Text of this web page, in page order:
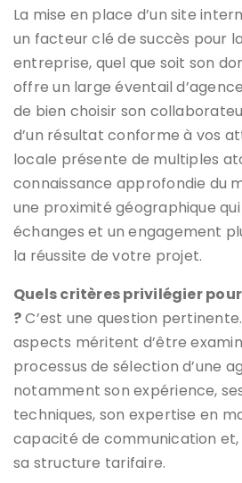
La mise en place d’un site
un facteur clé de succès pour
entreprise, quel que soit son
offre un large éventail
de bien choisir son
d’un résultat conforme à vos
locale présente de multiples
connaissance approfondie du
une proximité géographique
échanges et un engagement
la réussite de votre projet.
Quels critères privilégier
?C’est une question
aspects méritent d’être
processus de sélection d’une
notamment son expérience,
techniques, son expertise en
capacité de communication
sa structure tarifaire.